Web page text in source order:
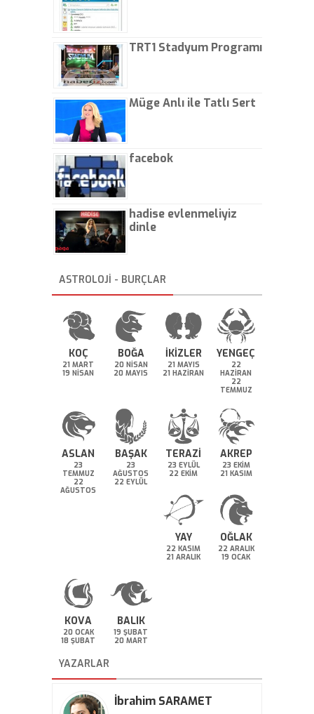
TRT1 Stadyum Programı
Müge Anlı ile Tatlı Sert
facebok
hadise evlenmeliyiz
dinle
ASTROLOJİ - BURÇLAR
KOÇ
21 MART
19 NİSAN
BOĞA
20 NİSAN
20 MAYIS
İKİZLER
21 MAYIS
21 HAZİRAN
YENGEÇ
22
HAZİRAN
22
TEMMUZ
ASLAN
23
TEMMUZ
22
AĞUSTOS
BAŞAK
23
AĞUSTOS
22 EYLÜL
TERAZİ
23 EYLÜL
22 EKİM
AKREP
23 EKİM
21 KASIM
YAY
22 KASIM
21 ARALIK
OĞLAK
22 ARALIK
19 OCAK
KOVA
20 OCAK
18 ŞUBAT
BALIK
19 ŞUBAT
20 MART
YAZARLAR
İbrahim SARAMET